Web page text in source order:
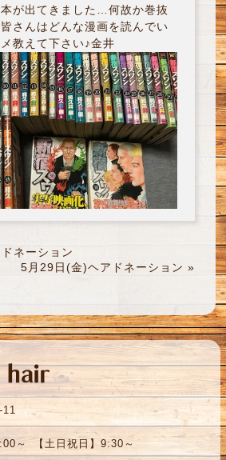
が出てきました…何故か巻抜
さんはどんな漫画を読んでい
教えて下さい♪金井
ネーション
5月29日(金)ヘアドネーション »
11
～ 【土日祝日】9:30～